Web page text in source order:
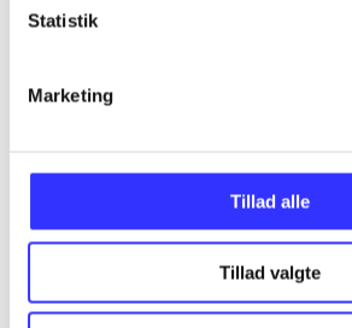
Statistik
Marketing
Tillad alle
Tillad valgte
Artikler